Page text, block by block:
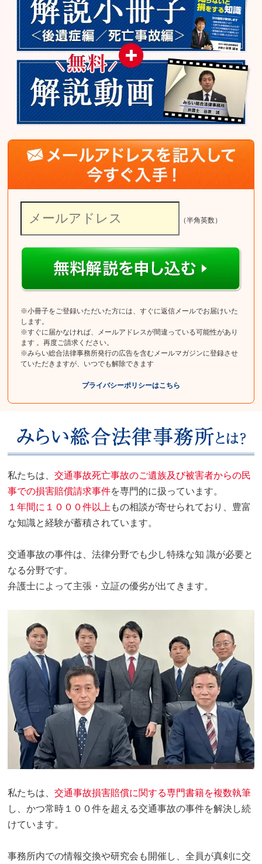
（半角英数）
※小冊子をご登録いただいた方には、すぐに返信メールでお届けいた
します。
※すぐに届かなければ、メールアドレスが間違っている可能性があり
ます 。再度ご請求ください。
※みらい総合法律事務所発行の広告を含むメールマガジンに登録させ
ていただきますが、いつでも解除できます
プライバシーポリシーはこちら
私たちは、交通事故死亡事故のご遺族及び被害者からの民
事での損害賠償請求事件を専門的に扱っています。
１年間に１０００件以上もの相談が寄せられており、豊富
な知識と経験が蓄積されています。
交通事故の事件は、法律分野でも少し特殊な知 識が必要と
なる分野です。
弁護士によって主張・立証の優劣が出てきます。
私たちは、交通事故損害賠償に関する専門書籍を複数執筆
し、かつ常時１００件を超える交通事故の事件を解決し続
けています。
事務所内での情報交換や研究会も開催し、全員が真剣に交